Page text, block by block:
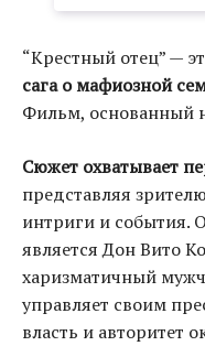
“Крестный отец” —
сага о мафиозной
Фильм, основанный
Сюжет охватывает
представляя
интриги и события.
является Дон Вито
харизматичный
управляет своим
власть и авторитет